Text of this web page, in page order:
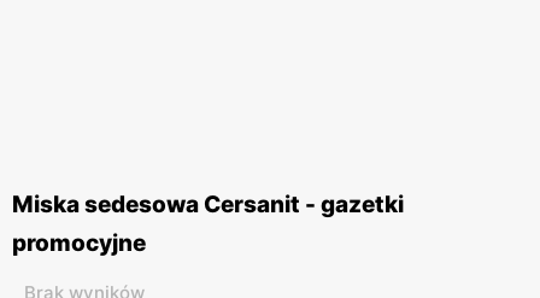
Miska sedesowa Cersanit - gazetki
promocyjne
Brak wyników